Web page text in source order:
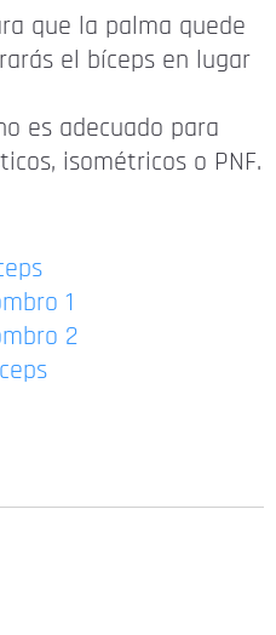
que la palma quede
el bíceps en lugar
es adecuado para
isométricos o PNF.
1
2